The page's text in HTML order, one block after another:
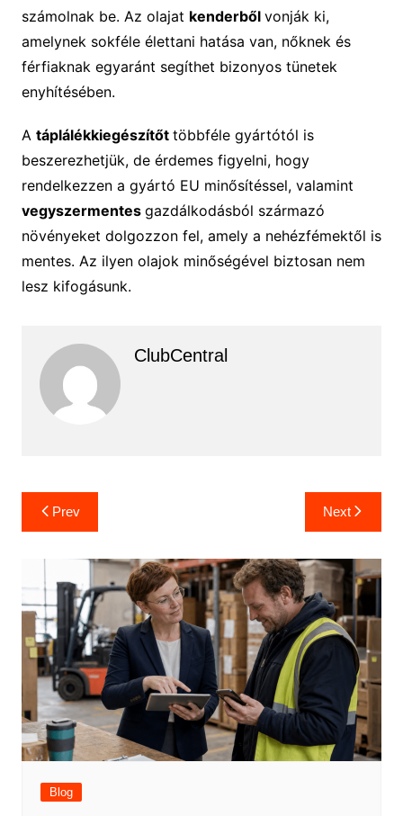
számolnak be. Az olajat kenderből vonják ki,
amelynek sokféle élettani hatása van, nőknek és
férfiaknak egyaránt segíthet bizonyos tünetek
enyhítésében.
A táplálékkiegészítőt többféle gyártótól is
beszerezhetjük, de érdemes figyelni, hogy
rendelkezzen a gyártó EU minősítéssel, valamint
vegyszermentes gazdálkodásból származó
növényeket dolgozzon fel, amely a nehézfémektől is
mentes. Az ilyen olajok minőségével biztosan nem
lesz kifogásunk.
ClubCentral
Bejegyzés
navigáció
Prev Next
Blog